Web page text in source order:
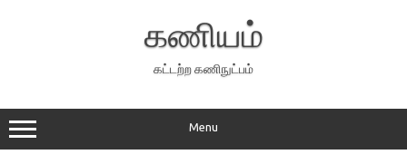
கணியம்
கட்டற்ற கணிநுட்பம்
Menu